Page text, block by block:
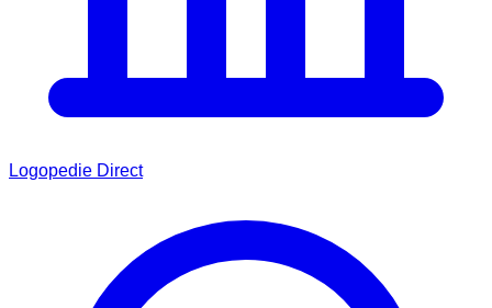
Logopedie Direct